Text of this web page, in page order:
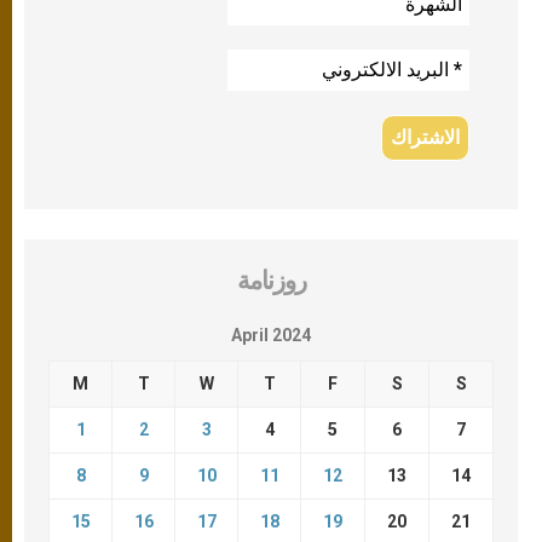
روزنامة
April 2024
M T W T F S S
1 2 3 4 5 6 7
8 9 10 11 12 13 14
15 16 17 18 19 20 21